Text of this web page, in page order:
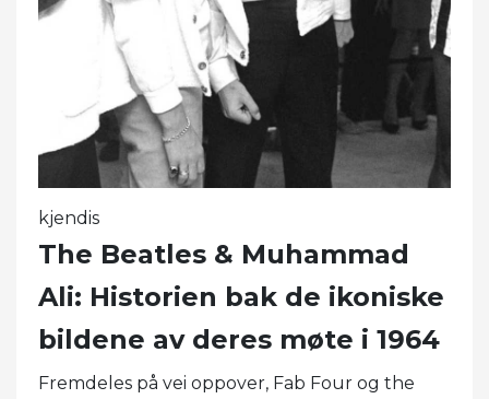
kjendis
The Beatles & Muhammad
Ali: Historien bak de ikoniske
bildene av deres møte i 1964
Fremdeles på vei oppover, Fab Four og the